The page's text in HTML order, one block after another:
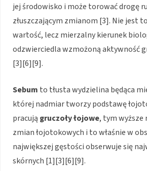
jej środowisko i może torować drogę
złuszczającym zmianom [3]. Nie jest
wartość, lecz mierzalny kierunek
odzwierciedla wzmożoną aktywność
[3][6][9].
Sebum to tłusta wydzielina będąca
której nadmiar tworzy podstawę
pracują gruczoły łojowe, tym wyższe
zmian łojotokowych i to właśnie w
największej gęstości obserwuje się
skórnych [1][3][6][9].